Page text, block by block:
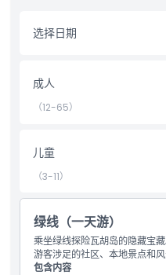
包含项
儿童成人政策
排除项
位置
选择日期
成人
（12-65）
儿童
（3-11）
绿线（一天游）
乘坐绿线探险瓦胡岛的隐藏宝
游客涉足的社区、本地景点和风
包含内容